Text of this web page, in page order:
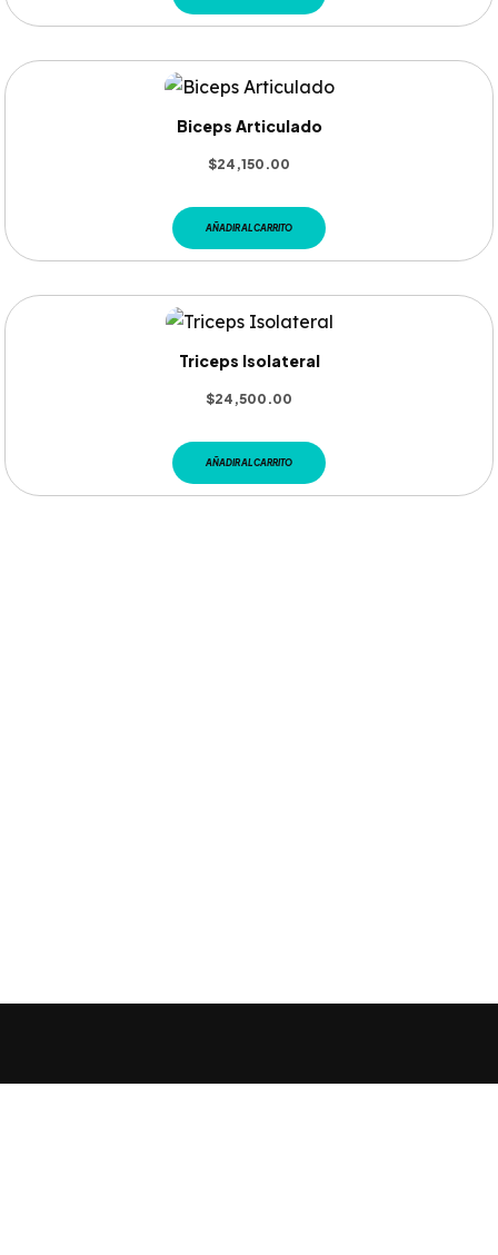
Biceps Articulado
$24,150.00
AÑADIR AL CARRITO
Triceps Isolateral
$24,500.00
AÑADIR AL CARRITO